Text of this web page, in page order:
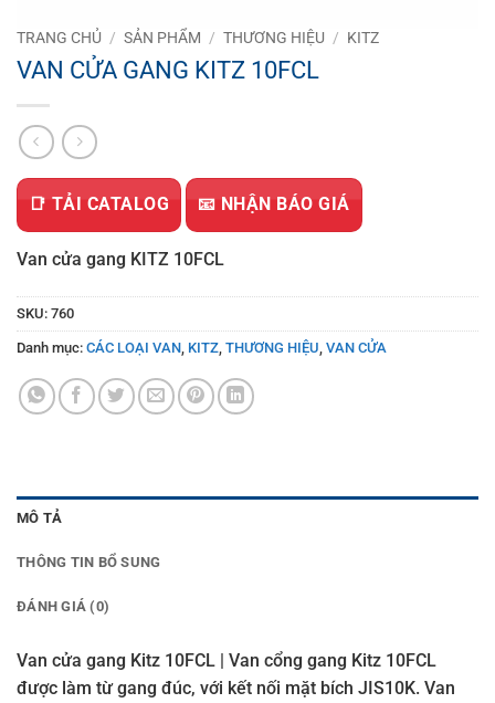
TRANG CHỦ / SẢN PHẨM / THƯƠNG HIỆU / KITZ
VAN CỬA GANG KITZ 10FCL
📑 TẢI CATALOG 📧 NHẬN BÁO GIÁ
Van cửa gang KITZ 10FCL
SKU: 760
Danh mục: CÁC LOẠI VAN KITZ THƯƠNG HIỆU VAN CỬA
MÔ TẢ
THÔNG TIN BỔ SUNG
ĐÁNH GIÁ (0)
Van cửa gang Kitz 10FCL | Van cổng gang Kitz 10FCL
được làm từ gang đúc, với kết nối mặt bích JIS10K. Van